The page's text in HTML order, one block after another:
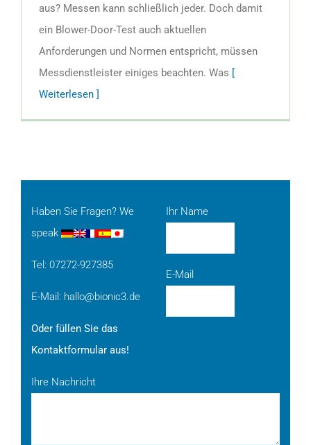
aus? Messen kann schließlich jeder. Doch damit
ein Blower-Door-Test auch aktuellen
Anforderungen und Normen entspricht, müssen
Messdienstleister einiges beachten. Was [
Weiterlesen ]
Haben Sie Fragen? We
speak
Tel: 07272-927385
E-Mail: hallo@bionic3.de
Oder füllen Sie das
Kontaktformular aus!
Ihr Name
E-Mail
Ihre Nachricht